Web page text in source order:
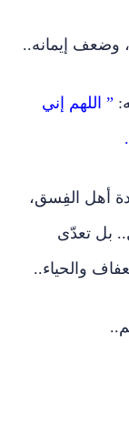
وضعف إيمانه..
” اللهم إني
أهل الفِسق،
بل تعدّى
والحياء..